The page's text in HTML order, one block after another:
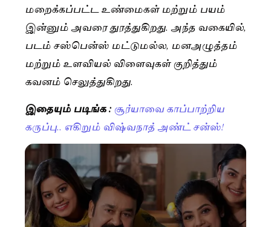
மறைக்கப்பட்ட உண்மைகள் மற்றும் பயம்
இன்னும் அவரை துரத்துகிறது. அந்த வகையில்,
படம் சஸ்பென்ஸ் மட்டுமல்ல, மனஅழுத்தம்
மற்றும் உளவியல் விளைவுகள் குறித்தும்
கவனம் செலுத்துகிறது.
இதையும் படிங்க :சூர்யாவை காப்பாற்றிய
கருப்பு.. எகிறும் விஷ்வநாத் அண்ட் சன்ஸ்!